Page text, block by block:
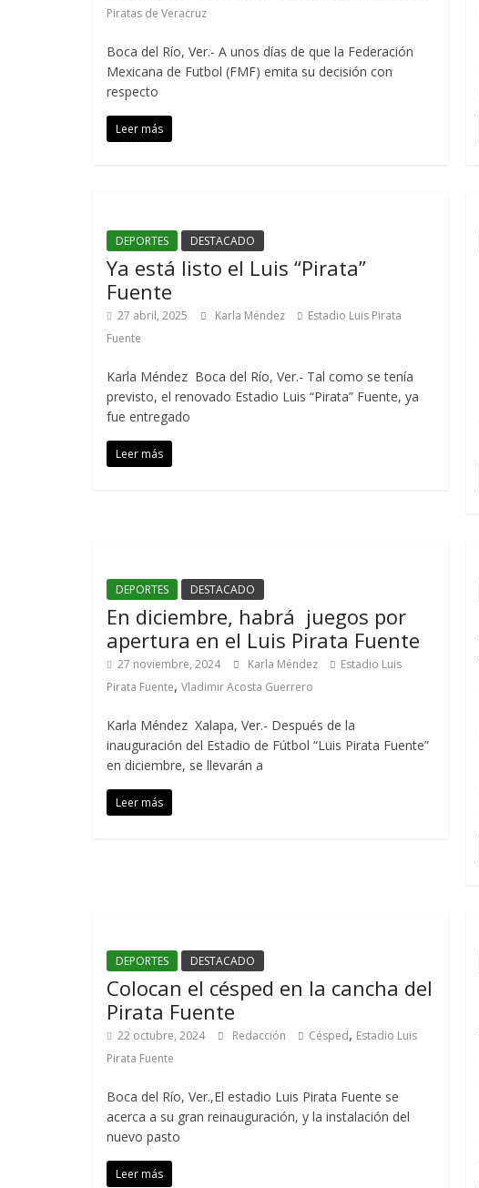
Piratas de Veracruz
Boca del Río, Ver.- A unos días de que la Federación
Mexicana de Futbol (FMF) emita su decisión con
respecto
Leer más
DEPORTES DESTACADO
Ya está listo el Luis “Pirata”
Fuente
27 abril, 2025 Karla Méndez
Estadio Luis Pirata
Fuente
Karla Méndez Boca del Río, Ver.- Tal como se tenía
previsto, el renovado Estadio Luis “Pirata” Fuente, ya
fue entregado
Leer más
DEPORTES DESTACADO
En diciembre, habrá juegos por
apertura en el Luis Pirata Fuente
27 noviembre, 2024 Karla Méndez
Estadio Luis
Pirata Fuente, Vladimir Acosta Guerrero
Karla Méndez Xalapa, Ver.- Después de la
inauguración del Estadio de Fútbol “Luis Pirata Fuente”
en diciembre, se llevarán a
Leer más
DEPORTES DESTACADO
Colocan el césped en la cancha del
Pirata Fuente
22 octubre, 2024 Redacción Césped, Estadio Luis
Pirata Fuente
Boca del Río, Ver.,El estadio Luis Pirata Fuente se
acerca a su gran reinauguración, y la instalación del
nuevo pasto
Leer más